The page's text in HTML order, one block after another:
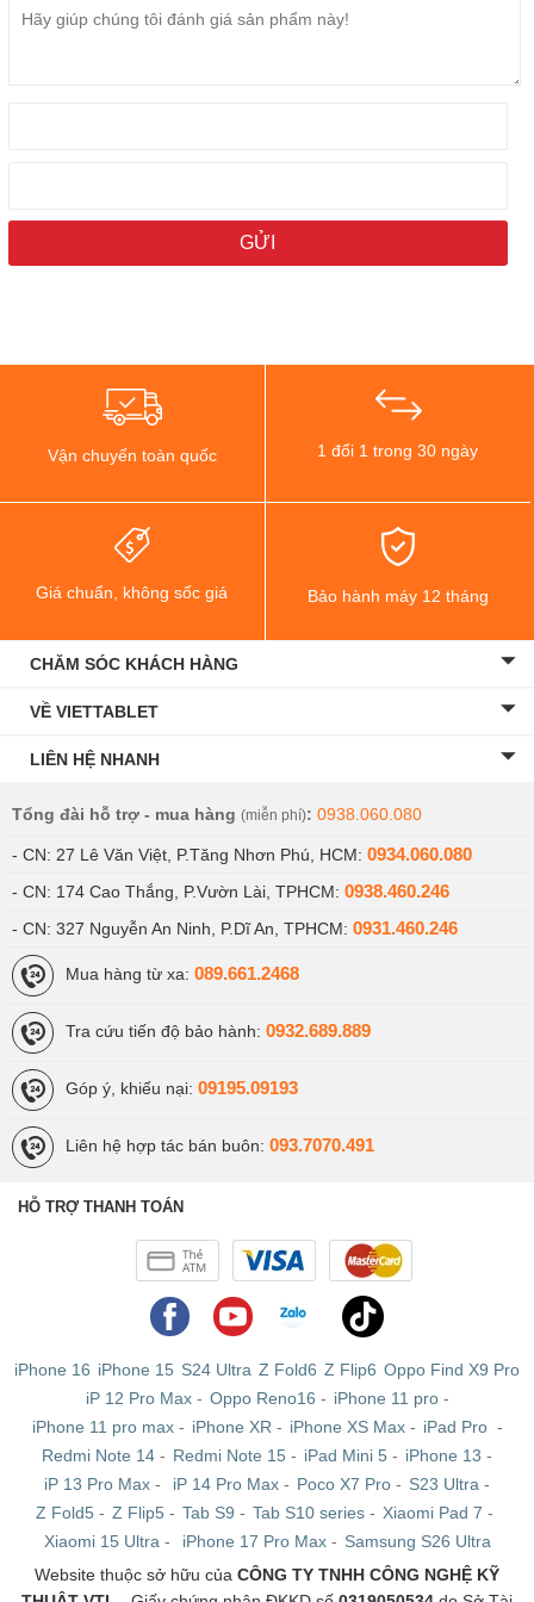
Qua trải nghiệm thực tế, Samsung Galaxy Note 20 5G Mỹ mang lại
trữ cao trên thiết bị của mình.
Samsung Note 20 5G xách tay Mỹ có viên pin dung lượng
cho thời gian sử dụng cực kì lâu dài, hầu như với các tác
vụ hàng ngày kết hợp chơi game, tác vụ nặng thì máy có thể trụ
25Wcùng khả năng sạc nhanhkhông dây 15Wnên thời gian sạc
đầy máy được rút ngắn đáng kể.
Đánh giá camera Samsung Galaxy Note 20 5G
Mỹ:
Samsung Galaxy Note 20 5G Mỹ giá rẻ có hệ thống3 camerabao
gồm: camerachínhđộ phân giải
zoom quang 3x;camera góc rộng 12MP
Qua trải nghiệm thực tế, Note 20 5G cho tốc độ lấy nét nhanh, khả
năng đo sáng cân bằng trắng cực kì ấn tượng. Ảnh cho ra cực kì
chi tiết với màu sắc nổi bật, rực rỡ cùng khả năng quay phim với độ
độ phân giải 10MP mang lại những bức hình selfie cực kì ảo diệu
với công nghệ Trí tuệ nhân tạo AI hỗ trợ làm đẹp hiệu quả. Camera
này cũng là một trợ thủ đắc lực nếu bạn có nhu cầu gọi video,
Vận chuyển toàn quốc 1 đổi 1 trong 30 ngày
Giá chuẩn, không sốc giá Bảo hành máy 12 tháng
CHĂM SÓC KHÁCH HÀNG
VỀ VIETTABLET
LIÊN HỆ NHANH
Tổng đài hỗ trợ - mua hàng (miễn phí): 0938.060.080
- CN: 27 Lê Văn Việt, P.Tăng Nhơn Phú, HCM: 0934.060.080
- CN: 174 Cao Thắng, P.Vườn Lài, TPHCM: 0938.460.246
- CN: 327 Nguyễn An Ninh, P.Dĩ An, TPHCM: 0931.460.246
Mua hàng từ xa: 089.661.2468
Tra cứu tiến độ bảo hành: 0932.689.889
Góp ý, khiếu nại: 09195.09193
Liên hệ hợp tác bán buôn: 093.7070.491
HỖ TRỢ THANH TOÁN
iPhone 16 iPhone 15 S24 Ultra Z Fold6 Z Flip6 Oppo Find X9 Pro
iP 12 Pro Max- Oppo Reno16 - iPhone 11 pro-
iPhone 11 pro max- iPhone XR - iPhone XS Max- iPad Pro -
Redmi Note 14 - Redmi Note 15 - iPad Mini 5 - iPhone 13 -
iP 13 Pro Max - iP 14 Pro Max - Poco X7 Pro - S23 Ultra -
Z Fold5 - Z Flip5 - Tab S9 - Tab S10 series - Xiaomi Pad 7 -
Xiaomi 15 Ultra - iPhone 17 Pro Max- Samsung S26 Ultra
Website thuộc sở hữu của CÔNG TY TNHH CÔNG NGHỆ KỸ